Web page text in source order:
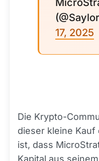
17, 2025
Die Krypto-
dieser kleine
ist, dass
Kapital aus